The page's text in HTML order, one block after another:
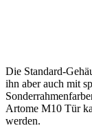
Die Standard-
ihn aber auch mit
Artome M10 Tür
werden.